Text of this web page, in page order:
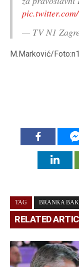
— TV N1
M.Marković/Foto:n1
TAG BRANKA
RELATED